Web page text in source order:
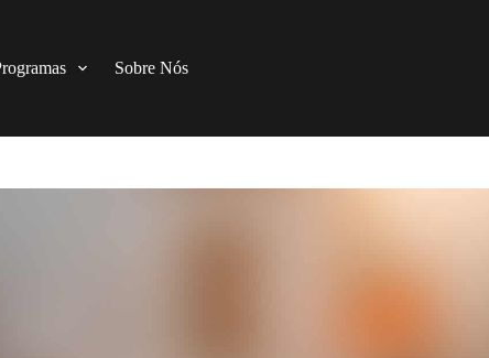
Sobre Nós